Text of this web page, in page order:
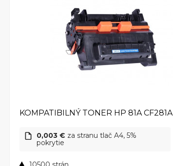
KOMPATIBILNÝ TONER HP 81A
0,003 € za stranu tlač A4, 5%
pokrytie